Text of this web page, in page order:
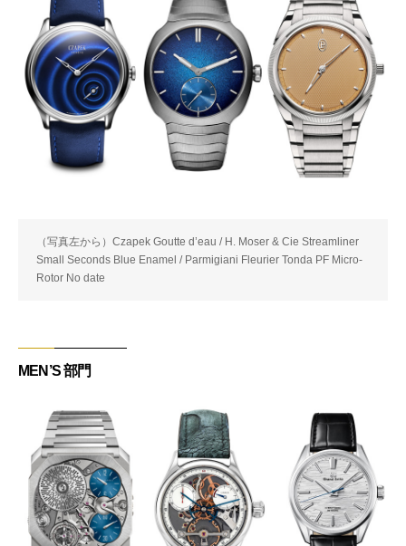
（写真左から）Czapek Goutte d’eau / H. Moser & Cie Streamliner
Small Seconds Blue Enamel / Parmigiani Fleurier Tonda PF Micro-
Rotor No date
MEN’S 部門